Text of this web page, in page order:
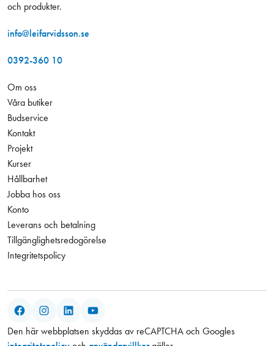
och produkter.
info@leifarvidsson.se
0392-360 10
Om oss
Våra butiker
Budservice
Kontakt
Projekt
Kurser
Hållbarhet
Jobba hos oss
Konto
Leverans och betalning
Tillgänglighetsredogörelse
Integritetspolicy
Facebook
Instagram
LinkedIn
Den här webbplatsen skyddas av reCAPTCHA och Googles